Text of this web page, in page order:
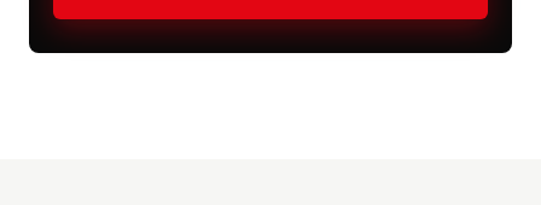
Games será dia 15 de junho, em Juquitiba.